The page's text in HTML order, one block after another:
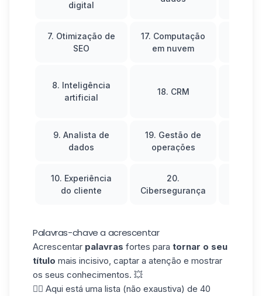
digital
7. Otimização de
SEO
17. Computação
em nuvem
8. Inteligência
artificial
18. CRM
9. Analista de
dados
19. Gestão de
operações
10. Experiência
do cliente
20.
Cibersegurança
Palavras-chave a acrescentar
Acrescentar palavras fortes para tornar o seu
título mais incisivo, captar a atenção e mostrar
os seus conhecimentos. 💥
👉🏼 Aqui está uma lista (não exaustiva) de 40